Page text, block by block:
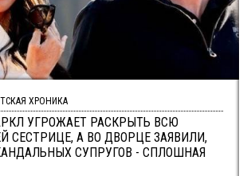
УГРОЖАЕТ РАСКРЫТЬ ВСЮ
СЕСТРИЦЕ, А ВО ДВОРЦЕ ЗАЯВИЛИ,
СУПРУГОВ - СПЛОШНАЯ
ХРОНИКА